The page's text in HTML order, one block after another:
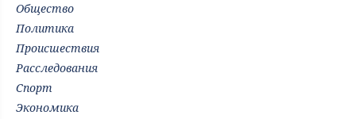
Общество
Политика
Происшествия
Расследования
Спорт
Экономика